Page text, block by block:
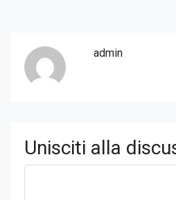
admin
Unisciti alla